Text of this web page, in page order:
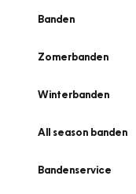
Banden
Zomerbanden
Winterbanden
All season banden
Bandenservice